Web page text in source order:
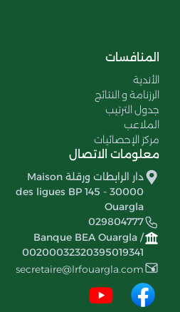
المنافسات
الأندية
الرزنامة و النتائج
جدول الترتيب
الملاعب
مركز الإحصائيات
معلومات الاتصال
دار الرابطات ورقلة Maison
des ligues BP 145 - 30000
Ouargla
029804777
Banque BEA Ouargla /
00200032320395019341
secretaire@lrfouargla.com